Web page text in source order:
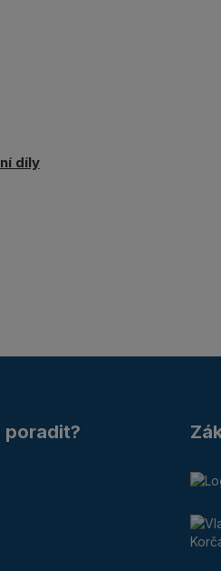
díly
poradit?